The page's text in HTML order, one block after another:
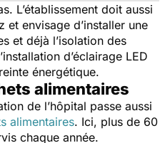
L’établissement doit aussi
et envisage d’installer une
et déjà l’isolation des
d’éclairage LED
énergétique.
alimentaires
de l’hôpital passe aussi
alimentaires. Ici, plus de 60
chaque année.